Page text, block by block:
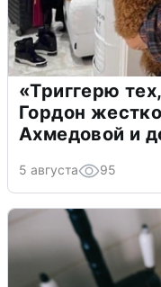
«Триггерю
Гордон
Ахмедовой и
5 августа 95